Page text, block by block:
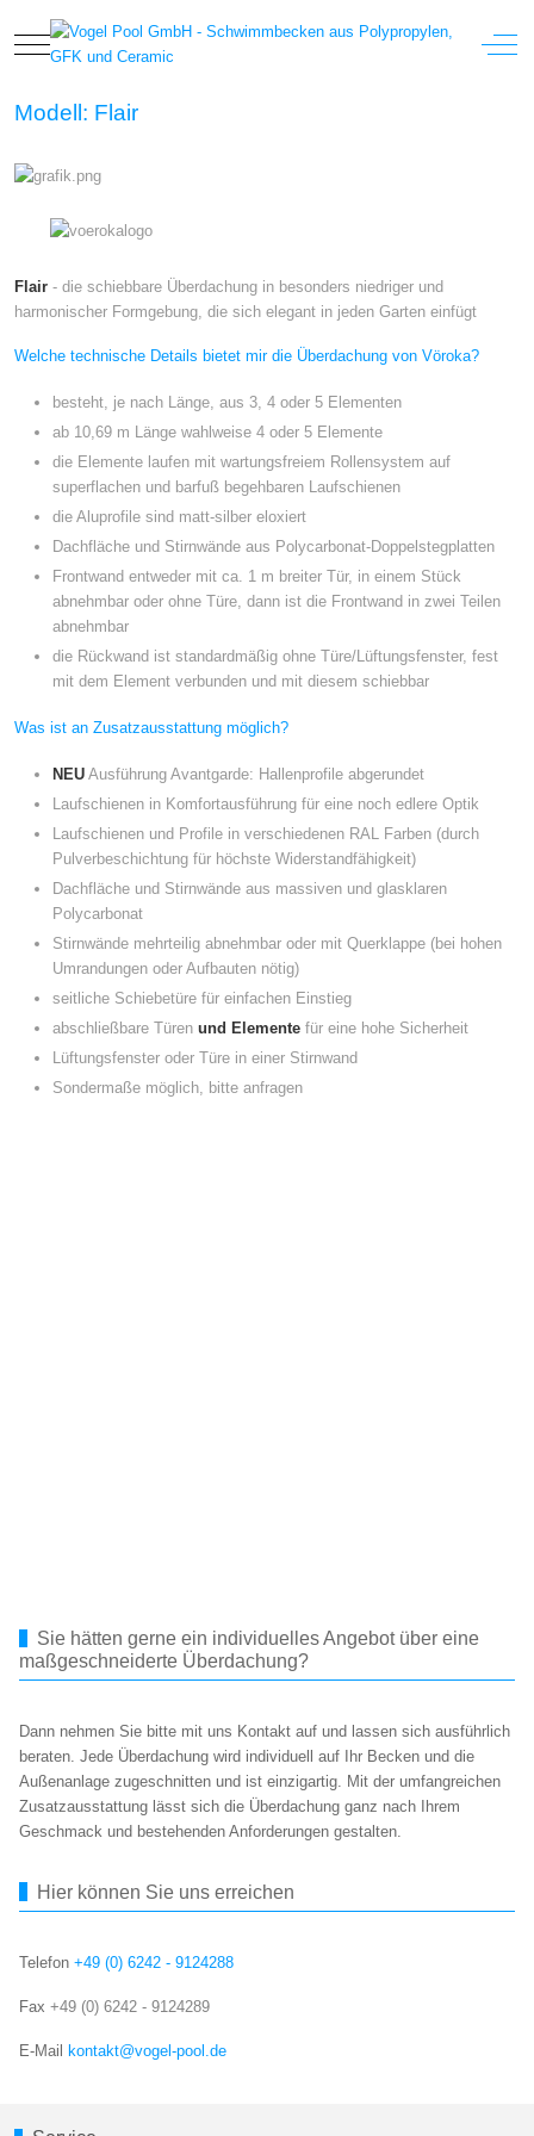
Mobile Menu Toggle Off-
Modell: Flair
Flair - die schiebbare Überdachung in besonders niedriger und
harmonischer Formgebung, die sich elegant in jeden Garten einfügt
Welche technische Details bietet mir die Überdachung von Vöroka?
besteht, je nach Länge, aus 3, 4 oder 5 Elementen
ab 10,69 m Länge wahlweise 4 oder 5 Elemente
die Elemente laufen mit wartungsfreiem Rollensystem auf
superflachen und barfuß begehbaren Laufschienen
die Aluprofile sind matt-silber eloxiert
Dachfläche und Stirnwände aus Polycarbonat-Doppelstegplatten
Frontwand entweder mit ca. 1 m breiter Tür, in einem Stück
abnehmbar oder ohne Türe, dann ist die Frontwand in zwei Teilen
abnehmbar
die Rückwand ist standardmäßig ohne Türe/Lüftungsfenster, fest
mit dem Element verbunden und mit diesem schiebbar
Was ist an Zusatzausstattung möglich?
NEU Ausführung Avantgarde: Hallenprofile abgerundet
Laufschienen in Komfortausführung für eine noch edlere Optik
Laufschienen und Profile in verschiedenen RAL Farben (durch
Pulverbeschichtung für höchste Widerstandfähigkeit)
Dachfläche und Stirnwände aus massiven und glasklaren
Polycarbonat
Stirnwände mehrteilig abnehmbar oder mit Querklappe (bei hohen
Umrandungen oder Aufbauten nötig)
seitliche Schiebetüre für einfachen Einstieg
abschließbare Türen und Elemente für eine hohe Sicherheit
Lüftungsfenster oder Türe in einer Stirnwand
Sondermaße möglich, bitte anfragen
Sie hätten gerne ein individuelles Angebot über eine
maßgeschneiderte Überdachung?
Dann nehmen Sie bitte mit uns Kontakt auf und lassen sich ausführlich
beraten. Jede Überdachung wird individuell auf Ihr Becken und die
Außenanlage zugeschnitten und ist einzigartig. Mit der umfangreichen
Zusatzausstattung lässt sich die Überdachung ganz nach Ihrem
Geschmack und bestehenden Anforderungen gestalten.
Hier können Sie uns erreichen
Telefon+49 (0) 6242 - 9124288
Fax +49 (0) 6242 - 9124289
E-Mail kontakt@vogel-pool.de